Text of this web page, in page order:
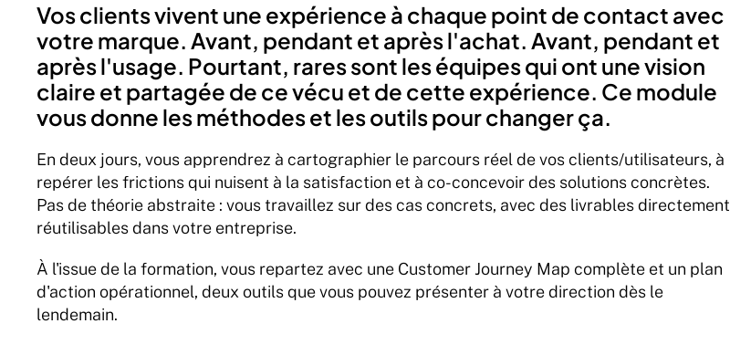
Vos clients vivent une expérience à chaque point de contact avec
votre marque. Avant, pendant et après l'achat. Avant, pendant et
après l'usage. Pourtant, rares sont les équipes qui ont une vision
claire et partagée de ce vécu et de cette expérience. Ce module
vous donne les méthodes et les outils pour changer ça.
En deux jours, vous apprendrez à cartographier le parcours réel de vos clients/utilisateurs, à
repérer les frictions qui nuisent à la satisfaction et à co-concevoir des solutions concrètes.
Pas de théorie abstraite : vous travaillez sur des cas concrets, avec des livrables directement
réutilisables dans votre entreprise.
À l'issue de la formation, vous repartez avec une Customer Journey Map complète et un plan
d'action opérationnel, deux outils que vous pouvez présenter à votre direction dès le
lendemain.